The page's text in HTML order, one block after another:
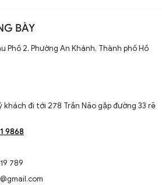
quả ở các khu vực nhiệt đới. Ban đầu
và chạy bằng điện từ pin, chúng
triển với sự tiến bộ của công nghệ
qua các thập kỷ
đại, động cơ mạnh mẽ và khả năng
hiệu suất và thẩm mỹ của sản phẩm.
thị trường
cánh dài không chỉ là thiết bị làm mát
BÀY
Phố 2, Phường An Khánh, Thành phố Hồ
khách đi tới 278 Trần Não gặp đường 33 rẽ
9868
789